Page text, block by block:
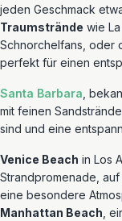
jeden Geschmack
Traumstrände wie
Schnorchelfans, oder
perfekt für einen
Santa Barbara ,
mit feinen
sind und eine
Venice Beach in Los
Strandpromenade,
eine besondere
Manhattan Beach ,